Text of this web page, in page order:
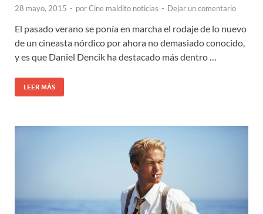
28 mayo, 2015 - porCine maldito noticias - Dejar un comentario
El pasado verano se ponía en marcha el rodaje de lo nuevo
de un cineasta nórdico por ahora no demasiado conocido,
y es que Daniel Dencik ha destacado más dentro …
LEER MÁS